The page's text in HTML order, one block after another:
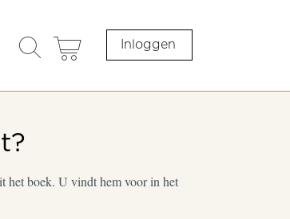
search
opener
cart Inloggen
het boek. U vindt hem voor in het